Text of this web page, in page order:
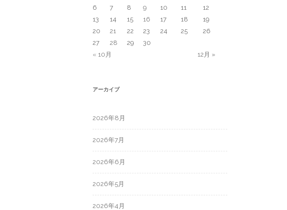
« 10月 12月 »
6
7 8 9 10 11
12
13
14 15 16 17 18
19
20
21 22 23 24 25
26
27
28 29 30
アーカイブ
2026年8月
2026年7月
2026年6月
2026年5月
2026年4月